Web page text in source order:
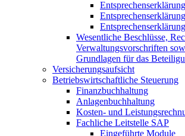
Wesentliche Beschlüsse,
Verwaltungsvorschriften
Grundlagen für das
Versicherungsaufsicht
Betriebswirtschaftliche Steuerung
Finanzbuchhaltung
Anlagenbuchhaltung
Kosten- und
Fachliche Leitstelle SAP
Eingeführte Module